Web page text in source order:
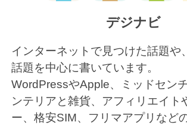
デジナビ
インターネットで見つけた話題や
話題を中心に書いています。
WordPressやApple、ミッドセン
ンテリアと雑貨、アフィリエイト
ー、格安SIM、フリマアプリなど